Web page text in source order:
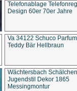
Telefonablage
Design 60er 70er Jahre
Va 34122 Schuco
Teddy Bär Hellbraun
Wächtersbach Schälchen
Jugendstil Dekor 1865
Messingmontur